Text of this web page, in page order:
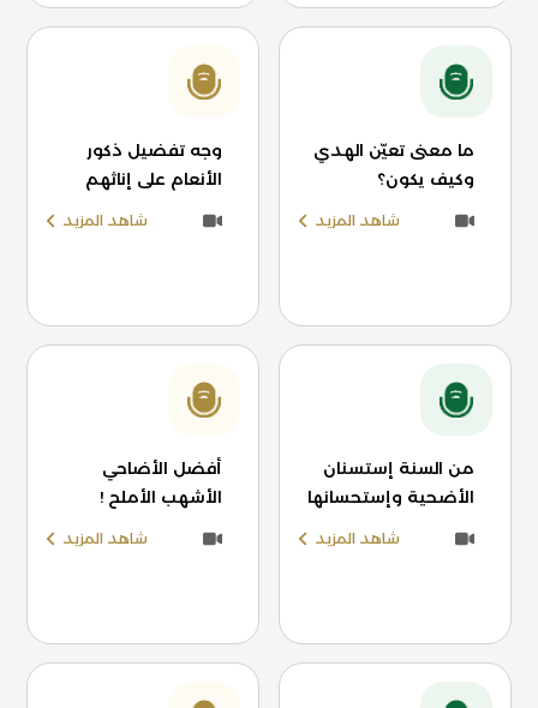
ما معنى تعيّن الهدي
وكيف يكون؟
شاهد المزيد
وجه تفضيل ذكور
الأنعام على إناثهم
شاهد المزيد
من السنة إستسنان
الأضحية وإستحسانها
شاهد المزيد
أفضل الأضاحي
الأشهب الأملح !
شاهد المزيد